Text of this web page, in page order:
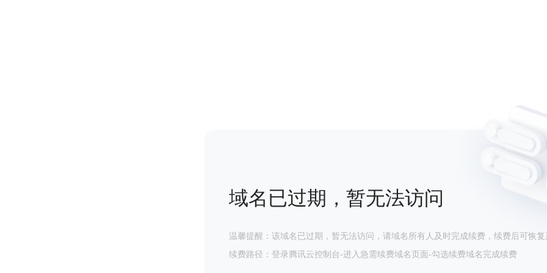
域名已过期，暂无法访问
温馨提醒：该域名已过期，暂无法访问，请域名所有人及时完成续费，续费后可恢复
续费路径：登录腾讯云控制台-进入急需续费域名页面-勾选续费域名完成续费